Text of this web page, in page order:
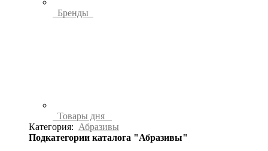
Бренды
Товары дня
Категория: Абразивы
Подкатегории каталога "Абразивы"